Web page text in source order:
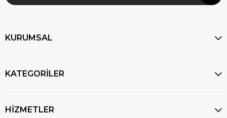
KURUMSAL
KATEGORİLER
HİZMETLER